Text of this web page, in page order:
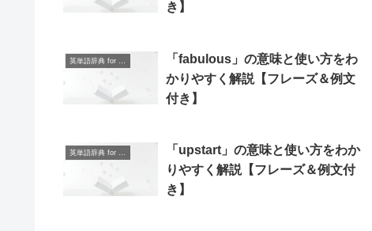
き】
「fabulous」の意味と使い方をわ
かりやすく解説【フレーズ＆例文
付き】
「upstart」の意味と使い方をわか
りやすく解説【フレーズ＆例文付
き】